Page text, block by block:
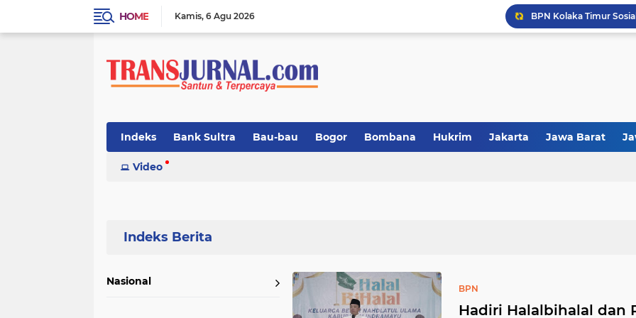
HOME Kamis 6 Agu 2026
Indeks Bank Sultra Bau-bau Bogor Bombana Hukrim Jakarta Jawa Barat
Kolaka
Video
Nasional
BPN
Hadiri Halalbihalal dan